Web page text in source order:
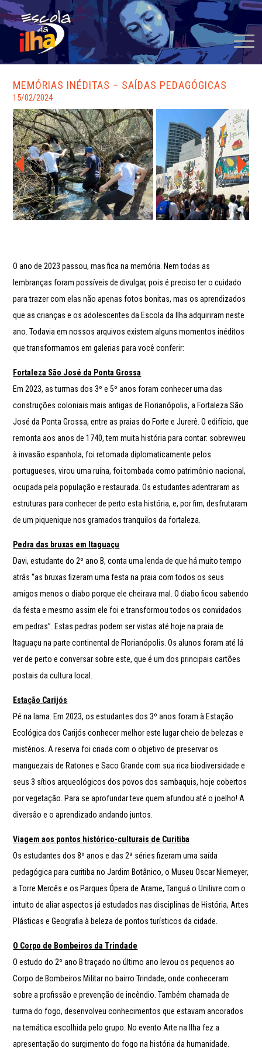
MEMÓRIAS INÉDITAS – SAÍDAS PEDAGÓGICAS
15/02/2024
O ano de 2023 passou, mas fica na memória. Nem todas as
lembranças foram possíveis de divulgar, pois é preciso ter o cuidado
para trazer com elas não apenas fotos bonitas, mas os aprendizados
que as crianças e os adolescentes da Escola da Ilha adquiriram neste
ano. Todavia em nossos arquivos existem alguns momentos inéditos
que transformamos em galerias para você conferir:
Fortaleza São José da Ponta Grossa
Em 2023, as turmas dos 3º e 5º anos foram conhecer uma das
construções coloniais mais antigas de Florianópolis, a Fortaleza São
José da Ponta Grossa, entre as praias do Forte e Jurerê. O edifício, que
remonta aos anos de 1740, tem muita história para contar: sobreviveu
à invasão espanhola, foi retomada diplomaticamente pelos
portugueses, virou uma ruína, foi tombada como patrimônio nacional,
ocupada pela população e restaurada. Os estudantes adentraram as
estruturas para conhecer de perto esta história, e, por fim, desfrutaram
de um piquenique nos gramados tranquilos da fortaleza.
Pedra das bruxas em Itaguaçu
Davi, estudante do 2º ano B, conta uma lenda de que há muito tempo
atrás “as bruxas fizeram uma festa na praia com todos os seus
amigos menos o diabo porque ele cheirava mal. O diabo ficou sabendo
da festa e mesmo assim ele foi e transformou todos os convidados
em pedras”. Estas pedras podem ser vistas até hoje na praia de
Itaguaçu na parte continental de Florianópolis. Os alunos foram até lá
ver de perto e conversar sobre este, que é um dos principais cartões
postais da cultura local.
Estação Carijós
Pé na lama. Em 2023, os estudantes dos 3º anos foram à Estação
Ecológica dos Carijós conhecer melhor este lugar cheio de belezas e
mistérios. A reserva foi criada com o objetivo de preservar os
manguezais de Ratones e Saco Grande com sua rica biodiversidade e
seus 3 sítios arqueológicos dos povos dos sambaquis, hoje cobertos
por vegetação. Para se aprofundar teve quem afundou até o joelho! A
diversão e o aprendizado andando juntos.
Viagem aos pontos histórico-culturais de Curitiba
Os estudantes dos 8º anos e das 2ª séries fizeram uma saída
pedagógica para curitiba no Jardim Botânico, o Museu Oscar Niemeyer,
a Torre Mercês e os Parques Ópera de Arame, Tanguá o Unilivre com o
intuito de aliar aspectos já estudados nas disciplinas de História, Artes
Plásticas e Geografia à beleza de pontos turísticos da cidade.
O Corpo de Bombeiros da Trindade
O estudo do 2º ano B traçado no último ano levou os pequenos ao
Corpo de Bombeiros Militar no bairro Trindade, onde conheceram
sobre a profissão e prevenção de incêndio. Também chamada de
turma do fogo, desenvolveu conhecimentos que estavam ancorados
na temática escolhida pelo grupo. No evento Arte na Ilha fez a
apresentação do surgimento do fogo na história da humanidade.